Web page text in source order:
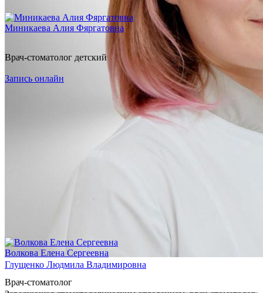
Розакова Люция Шамильевна
Врач-стоматолог детский, врач-стоматолог общей практики
(стоматолог-терапевт)
Глущенко Людмила Владимировна
Миникаева Алия Фяргатовна
Врач-стоматолог детский
Запись онлайн
Волкова Елена Сергеевна
Врач-стоматолог